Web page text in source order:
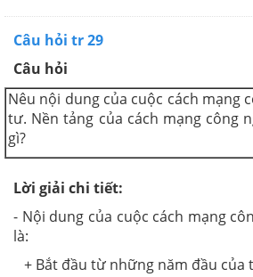
Câu hỏi tr 29
Câu hỏi
Nêu nội dung của cuộc cách mạng
tư. Nền tảng của cách mạng công
gì?
Lời giải chi tiết:
- Nội dung của cuộc cách mạng
là:
+ Bắt đầu từ những năm đầu của